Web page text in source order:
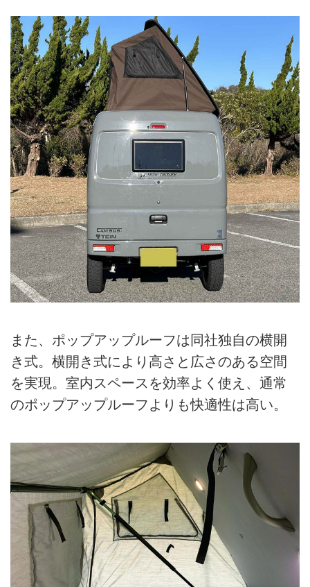
また、ポップアップルーフは同社独自の横開
き式。横開き式により高さと広さのある空間
を実現。室内スペースを効率よく使え、通常
のポップアップルーフよりも快適性は高い。